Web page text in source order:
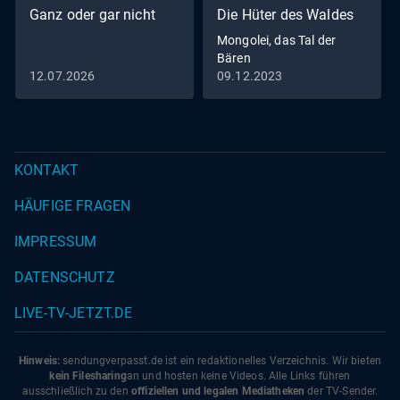
Ganz oder gar nicht
12.07.2026
Die Hüter des Waldes
Mongolei, das Tal der
Bären
09.12.2023
KONTAKT
HÄUFIGE FRAGEN
IMPRESSUM
DATENSCHUTZ
LIVE-TV-JETZT.DE
Hinweis: sendungverpasst.de ist ein redaktionelles Verzeichnis. Wir bieten
kein Filesharingan und hosten keine Videos. Alle Links führen
ausschließlich zu den offiziellen und legalen Mediatheken der TV-Sender.